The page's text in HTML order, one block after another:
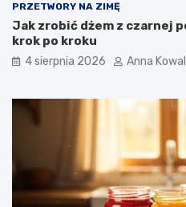
PRZETWORY NA ZIMĘ
Jak zrobić dżem z czarnej
krok po kroku
4 sierpnia 2026 Anna